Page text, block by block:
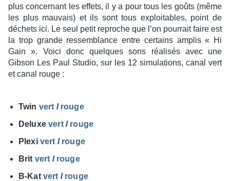
plus concer­nant les effets, il y a pour tous les goûts (même
les plus mauvais) et ils sont tous exploi­tables, point de
déchets ici. Le seul petit reproche que l’on pour­rait faire est
la trop grande ressem­blance entre certains amplis « Hi
Gain ». Voici donc quelques sons réali­sés avec une
Gibson Les Paul Studio, sur les 12 simu­la­tions, canal vert
et canal rouge :
Twin vert / rouge
Deluxe vert/ rouge
Plexi vert / rouge
Brit vert / rouge
B-Kat vert / rouge